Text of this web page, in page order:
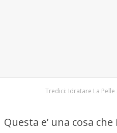
Tredici: Idratare La
Questa e’ una cosa